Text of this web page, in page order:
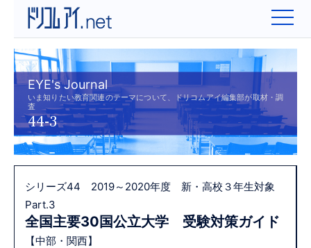
EYE's Journal
いま知りたい教育関連のテーマについて、ドリコムアイ編集部が取材・調
査
44-3
シリーズ44 2019～2020年度 新・高校３年生対象
Part.3
全国主要30国公立大学 受験対策ガイド
【中部・関西】